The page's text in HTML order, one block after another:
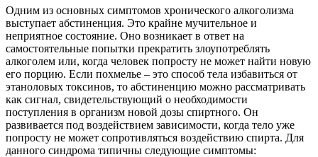
Одним из основных симптомов хронического алкоголизма
выступает абстиненция. Это крайне мучительное и
неприятное состояние. Оно возникает в ответ на
самостоятельные попытки прекратить злоупотреблять
алкоголем или, когда человек попросту не может найти новую
его порцию. Если похмелье – это способ тела избавиться от
этаноловых токсинов, то абстиненцию можно рассматривать
как сигнал, свидетельствующий о необходимости
поступления в организм новой дозы спиртного. Он
развивается под воздействием зависимости, когда тело уже
попросту не может сопротивляться воздействию спирта. Для
данного синдрома типичны следующие симптомы: